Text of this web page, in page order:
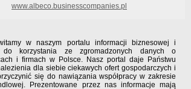
www.albeco.businesscompanies.pl
w naszym portalu informacji biznesowej i
do korzystania ze zgromadzonych danych o
i firmach w Polsce. Nasz portal daje Państwu
dla siebie ciekawych ofert gospodarczych i
się do nawiązania współpracy w zakresie
Prezentowane przez nas informacje mają